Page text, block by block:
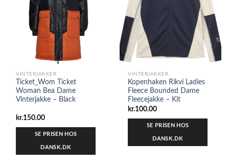
VINTERJAKKER
Ticket_Wom Ticket
Woman Bea Dame
Vinterjakke – Black
kr.150.00
SE PRISEN HOS
DANSK.DK
VINTERJAKKER
Kopenhaken Rikvi Ladies
Fleece Bounded Dame
Fleecejakke – Kit
kr.100.00
SE PRISEN HOS
DANSK.DK